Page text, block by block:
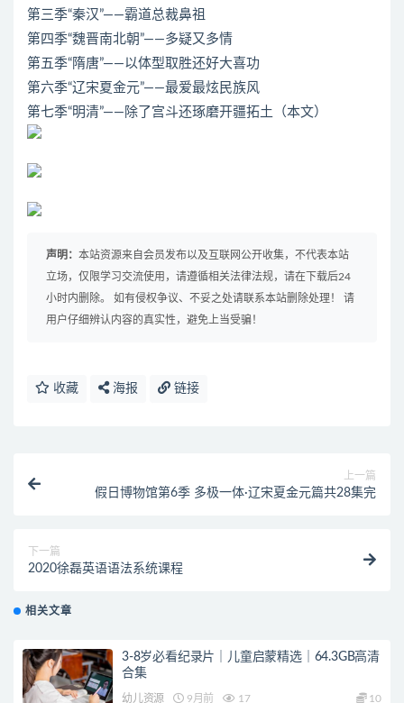
第三季“秦汉”——霸道总裁鼻祖
第四季“魏晋南北朝”——多疑又多情
第五季“隋唐”——以体型取胜还好大喜功
第六季“辽宋夏金元”——最爱最炫民族风
第七季“明清”——除了宫斗还琢磨开疆拓土（本文）
声明： 本站资源来自会员发布以及互联网公开收集，不代表本站
立场，仅限学习交流使用，请遵循相关法律法规，请在下载后24
小时内删除。 如有侵权争议、不妥之处请联系本站删除处理！ 请
用户仔细辨认内容的真实性，避免上当受骗！
收藏 海报 链接
上一篇
假日博物馆第6季 多极一体·辽宋夏金元篇共28集完
下一篇
2020徐磊英语语法系统课程
相关文章
3-8岁必看纪录片｜儿童启蒙精选｜64.3GB高清
合集
幼儿资源 9月前 17 10